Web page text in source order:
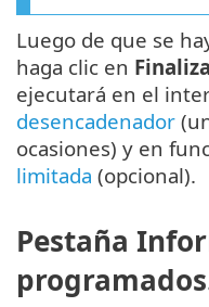
Luego de que se
haga clic en
ejecutará en el
desencadenador
ocasiones) y en
limitada (opcional).
Pestaña